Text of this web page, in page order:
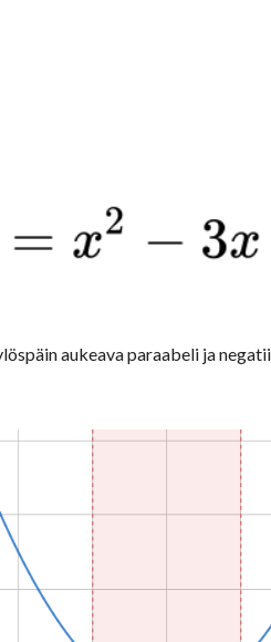
aukeava paraabeli ja